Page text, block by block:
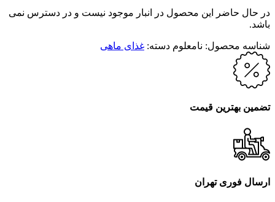
در حال حاضر این محصول در انبار موجود نیست و در دسترس نمی
باشد.
شناسه محصول: نامعلوم دسته: غذای ماهی
تضمین بهترین قیمت
ارسال فوری تهران